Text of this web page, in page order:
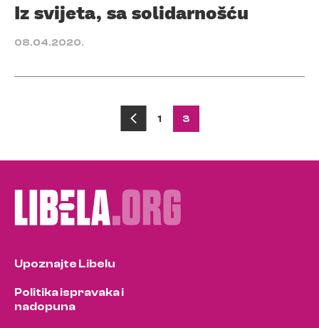
Iz svijeta, sa solidarnošću
08.04.2020.
pagination
1 3
Upoznajte Libelu
Politika ispravaka i
nadopuna